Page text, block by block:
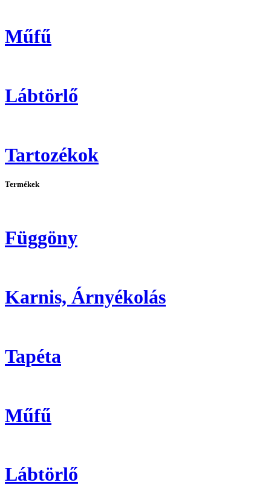
Műfű
Lábtörlő
Tartozékok
Termékek
Függöny
Karnis, Árnyékolás
Tapéta
Műfű
Lábtörlő